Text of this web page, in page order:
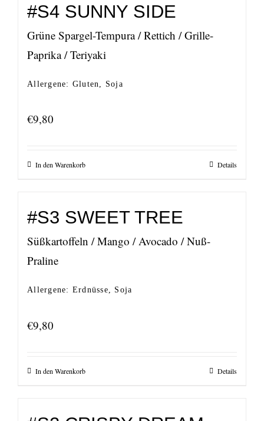
#S4 SUNNY SIDE
Grüne Spargel-Tempura / Rettich / Grille-
Paprika / Teriyaki
Allergene: Gluten, Soja
€9,80
In den Warenkorb Details
#S3 SWEET TREE
Süßkartoffeln / Mango / Avocado / Nuß-
Praline
Allergene: Erdnüsse, Soja
€9,80
In den Warenkorb Details